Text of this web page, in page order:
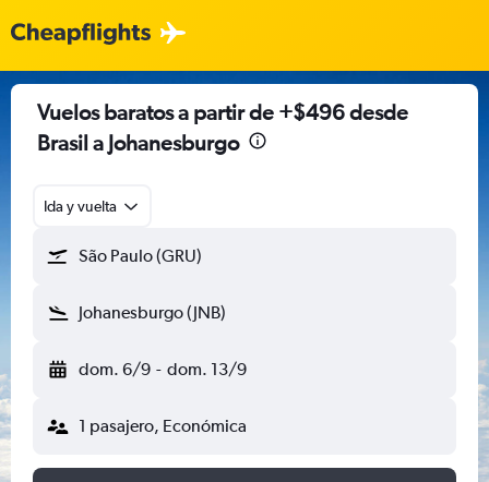
Vuelos baratos a partir de +$496 desde
Brasil a Johanesburgo
Ida y vuelta
São Paulo (GRU)
Johanesburgo (JNB)
dom. 6/9 - dom. 13/9
1 pasajero, Económica